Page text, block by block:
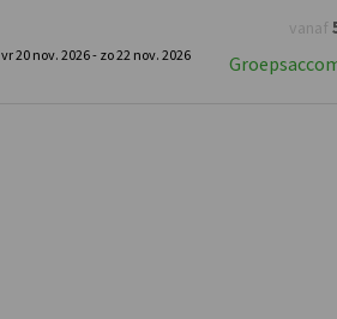
vanaf
vr 20 nov. 2026 -zo 22 nov. 2026